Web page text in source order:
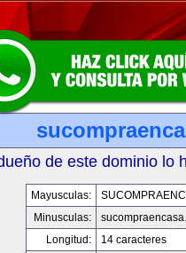
de este dominio lo
Mayusculas:
Minusculas:
Longitud:
14 caracteres